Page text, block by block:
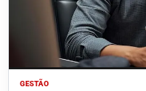
GESTÃO